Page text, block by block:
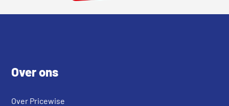
Over ons
Over Pricewise